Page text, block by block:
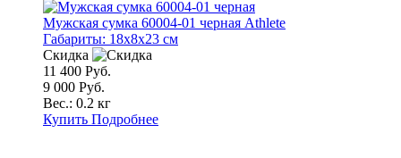
Мужская сумка 60004-01 черная Athlete
Габариты: 18x8x23 см
Скидка
11 400 Руб.
9 000 Руб.
Вес.: 0.2 кг
Купить Подробнее